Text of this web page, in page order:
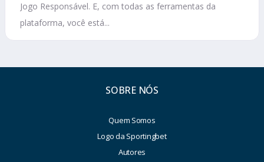
Jogo Responsável. E, com todas as ferramentas da
plataforma, você está...
SOBRE NÓS
Quem Somos
Logo da Sportingbet
Autores